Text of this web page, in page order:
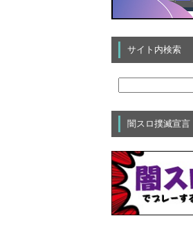
サイト内検索
闇スロ撲滅宣言